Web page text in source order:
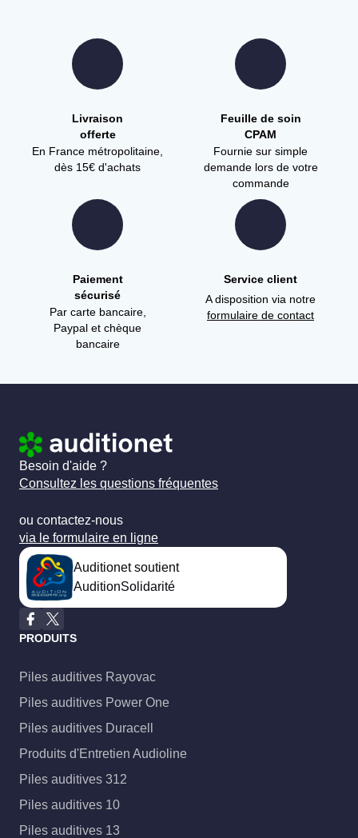
Livraison
offerte
En France métropolitaine,
dès 15€ d'achats
Feuille de soin
CPAM
Fournie sur simple
demande lors de votre
commande
Paiement
sécurisé
Par carte bancaire,
Paypal et chèque
bancaire
Service client
A disposition via notre
formulaire de contact
Besoin d'aide ?
Consultez les questions fréquentes
ou contactez-nous
via le formulaire en ligne
Auditionet soutient
AuditionSolidarité
PRODUITS
Piles auditives Rayovac
Piles auditives Power One
Piles auditives Duracell
Produits d'Entretien Audioline
Piles auditives 312
Piles auditives 10
Piles auditives 13